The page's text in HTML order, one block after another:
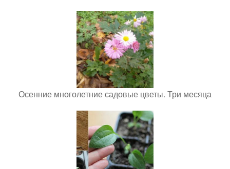
Осенние многолетние садовые цветы. Три месяца